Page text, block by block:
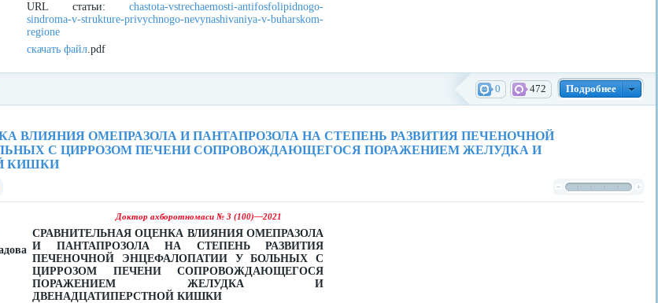
URL статьи: chastota-vstrechaemosti-antifosfolipidnogo-
sindroma-v-strukture-privychnogo-nevynashivaniya-v-buharskom-
regione
скачать файл .pdf
Подробнее
472
0
ВЛИЯНИЯ ОМЕПРАЗОЛА И ПАНТАПРОЗОЛА НА СТЕПЕНЬ РАЗВИТИЯ ПЕЧЕНОЧНОЙ
С ЦИРРОЗОМ ПЕЧЕНИ СОПРОВОЖДАЮЩЕГОСЯ ПОРАЖЕНИЕМ ЖЕЛУДКА И
КИШКИ
Доктор ахборотномаси № 3 (100)—2021
СРАВНИТЕЛЬНАЯ ОЦЕНКА ВЛИЯНИЯ ОМЕПРАЗОЛА
И ПАНТАПРОЗОЛА НА СТЕПЕНЬ РАЗВИТИЯ
ПЕЧЕНОЧНОЙ ЭНЦЕФАЛОПАТИИ У БОЛЬНЫХ С
ЦИРРОЗОМ ПЕЧЕНИ СОПРОВОЖДАЮЩЕГОСЯ
ПОРАЖЕНИЕМ ЖЕЛУДКА И
ДВЕНАДЦАТИПЕРСТНОЙ КИШКИ